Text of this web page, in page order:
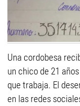
Una cordobesa
un chico de 21
que trabaja. El
en las redes